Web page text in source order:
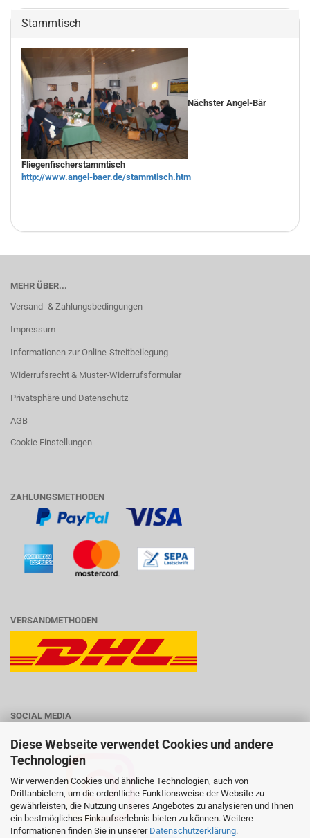
Diese Webseite verwendet Cookies und andere
Technologien
Wir verwenden Cookies und ähnliche Technologien, auch von
Drittanbietern, um die ordentliche Funktionsweise der Website zu
gewährleisten, die Nutzung unseres Angebotes zu analysieren und Ihnen
ein bestmögliches Einkaufserlebnis bieten zu können. Weitere
Informationen finden Sie in unserer Datenschutzerklärung.
Stammtisch
Nächster Angel-Bär
Fliegenfischerstammtisch
http://www.angel-baer.de/stammtisch.htm
MEHR ÜBER...
Versand- & Zahlungsbedingungen
Impressum
Informationen zur Online-Streitbeilegung
Widerrufsrecht & Muster-Widerrufsformular
Privatsphäre und Datenschutz
AGB
Cookie Einstellungen
ZAHLUNGSMETHODEN
VERSANDMETHODEN
SOCIAL MEDIA